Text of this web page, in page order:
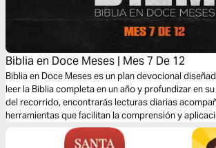
Biblia en Doce Meses | Mes 7 De 12
Biblia en Doce Meses es un plan devocional
leer la Biblia completa en un año y profundizar en
del recorrido, encontrarás lecturas diarias
herramientas que facilitan la comprensión y
plan te invita a crecer espiritualmente, fortalecer tu
riqueza de la Biblia de manera clara, constante y